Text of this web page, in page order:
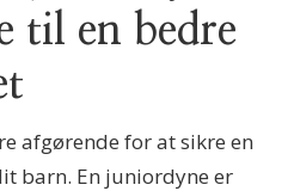
til en bedre
afgørende for at sikre en
barn. En juniordyne er